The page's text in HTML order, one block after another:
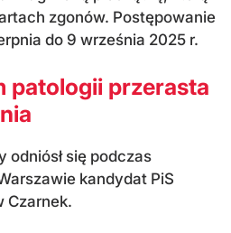
zgonów. Postępowanie
do 9 września 2025 r.
patologii przerasta
odniósł się podczas
kandydat PiS
Czarnek.